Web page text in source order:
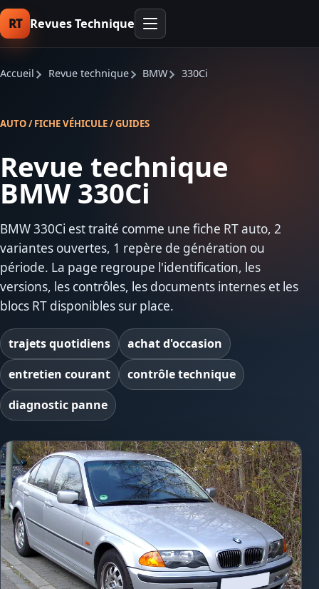
RT Revues Technique
Accueil Revue technique BMW 330Ci
AUTO / FICHE VÉHICULE / GUIDES
Revue technique
BMW 330Ci
BMW 330Ci est traité comme une fiche RT auto, 2
variantes ouvertes, 1 repère de génération ou
période. La page regroupe l'identification, les
versions, les contrôles, les documents internes et les
blocs RT disponibles sur place.
trajets quotidiens
achat d'occasion
entretien courant
contrôle technique
diagnostic panne